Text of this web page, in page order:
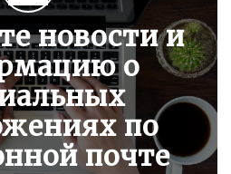
новости и
о
по
почте